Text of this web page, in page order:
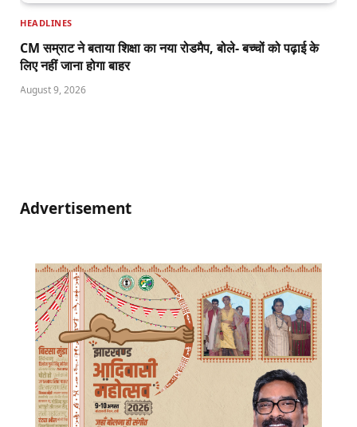
HEADLINES
CM सम्राट ने बताया शिक्षा का नया रोडमैप, बोले- बच्चों को पढ़ाई के
लिए नहीं जाना होगा बाहर
August 9, 2026
Advertisement